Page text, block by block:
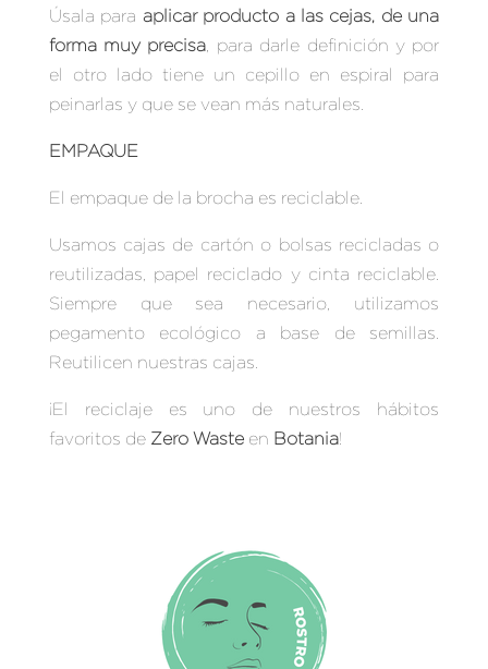
CANTIDAD
Úsala para aplicar producto a las cejas, de una
forma muy precisa , para darle definición y por
el otro lado tiene un cepillo en espiral para
peinarlas y que se vean más naturales.
EMPAQUE
El empaque de la brocha es reciclable.
Usamos cajas de cartón o bolsas recicladas o
reutilizadas, papel reciclado y cinta reciclable.
Siempre que sea necesario, utilizamos
pegamento ecológico a base de semillas.
Reutilicen nuestras cajas.
¡El reciclaje es uno de nuestros hábitos
favoritos de Zero Wasteen Botania!